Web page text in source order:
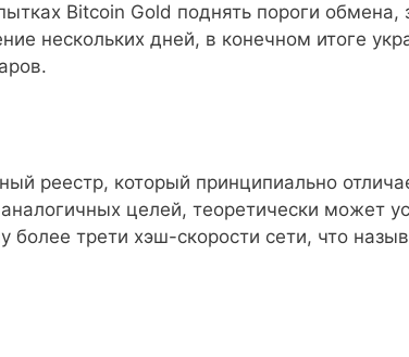
Bitcoin Gold поднять пороги
нескольких дней, в конечном итоге
реестр, который принципиально
целей, теоретически может
трети хэш-скорости сети, что